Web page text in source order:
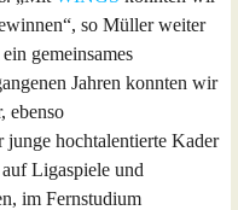
so Müller weiter
gemeinsames
Jahren konnten wir
ebenso
junge hochtalentierte Kader
Ligaspiele und
im Fernstudium